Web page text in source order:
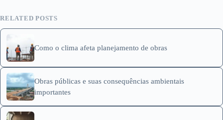
RELATED POSTS
Como o clima afeta planejamento de obras
Obras públicas e suas consequências ambientais
importantes